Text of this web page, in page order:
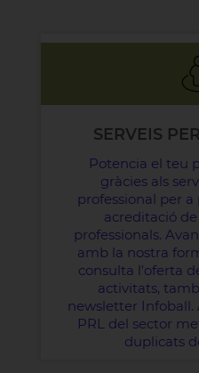
SERVEIS
Potencia el teu
gràcies als
professional per
acreditació
professionals.
amb la nostra
consulta l'oferta
activitats,
newsletter Infoball.
PRL del sector
duplicats